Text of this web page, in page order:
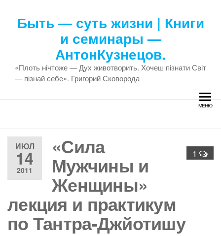
содержимому
Быть — суть жизни | Книги
и семинары —
АнтонКузнецов.
«Плоть нічтоже — Дух животворить. Хочеш пізнати Світ
— пізнай себе». Григорий Сковорода
МЕНЮ
ИЮЛ
14
2011
1
«Сила
Мужчины и
Женщины»
лекция и практикум
по Тантра-Джйотишу